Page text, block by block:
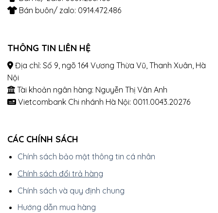
Bán buôn/ zalo: 0914.472.486
THÔNG TIN LIÊN HỆ
Địa chỉ: Số 9, ngõ 164 Vương Thừa Vũ, Thanh Xuân, Hà
Nội
Tài khoản ngân hàng: Nguyễn Thị Vân Anh
Vietcombank Chi nhánh Hà Nội: 0011.0043.20276
CÁC CHÍNH SÁCH
Chính sách bảo mật thông tin cá nhân
Chính sách đổi trả hàng
Chính sách và quy định chung
Hướng dẫn mua hàng